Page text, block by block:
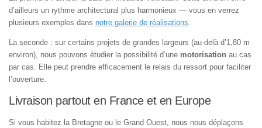
d’ailleurs un rythme architectural plus harmonieux — vous en verrez
plusieurs exemples dans notre galerie de réalisations
La seconde : sur certains projets de grandes largeurs (au-delà d’1,80 m
environ), nous pouvons étudier la possibilité d’une motorisation au cas
par cas. Elle peut prendre efficacement le relais du ressort pour faciliter
l’ouverture.
Livraison partout en France et en Europe
Si vous habitez la Bretagne ou le Grand Ouest, nous nous déplaçons